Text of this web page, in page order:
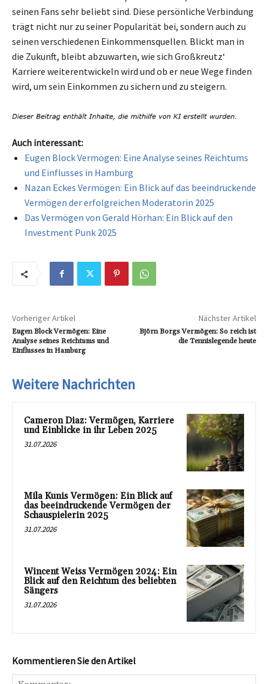
seinen Fans sehr beliebt sind. Diese persönliche Verbindung
trägt nicht nur zu seiner Popularität bei, sondern auch zu
seinen verschiedenen Einkommensquellen. Blickt man in
die Zukunft, bleibt abzuwarten, wie sich Großkreutz‘
Karriere weiterentwickeln wird und ob er neue Wege finden
wird, um sein Einkommen zu sichern und zu steigern.
Auch interessant:
Eugen Block Vermögen: Eine Analyse seines Reichtums
und Einflusses in Hamburg
Nazan Eckes Vermögen: Ein Blick auf das beeindruckende
Vermögen der erfolgreichen Moderatorin 2025
Das Vermögen von Gerald Hörhan: Ein Blick auf den
Investment Punk 2025
Vorheriger Artikel
Eugen Block Vermögen: Eine
Analyse seines Reichtums und
Einflusses in Hamburg
Nächster Artikel
Björn Borgs Vermögen: So reich ist
die Tennislegende heute
Weitere Nachrichten
Cameron Diaz: Vermögen, Karriere
und Einblicke in ihr Leben 2025
31.07.2026
Mila Kunis Vermögen: Ein Blick auf
das beeindruckende Vermögen der
Schauspielerin 2025
31.07.2026
Wincent Weiss Vermögen 2024: Ein
Blick auf den Reichtum des beliebten
Sängers
31.07.2026
Kommentieren Sie den Artikel